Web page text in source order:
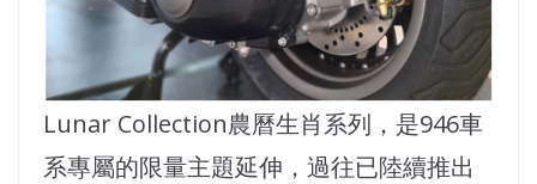
Lunar Collection農曆生肖系列，是946車
系專屬的限量主題延伸，過往已陸續推出